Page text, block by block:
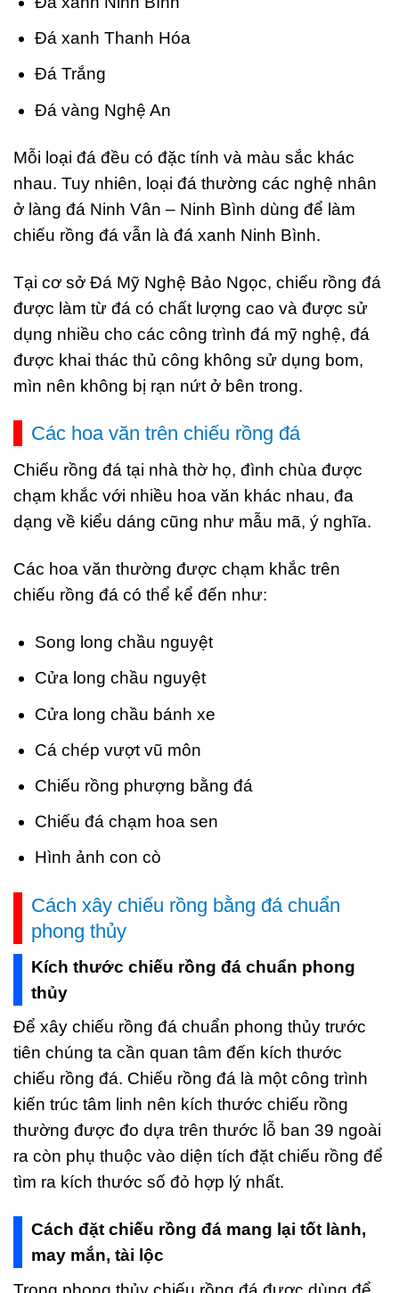
Đá xanh Thanh Hóa
Đá Trắng
Đá vàng Nghệ An
Mỗi loại đá đều có đặc tính và màu sắc khác
nhau. Tuy nhiên, loại đá thường các nghệ nhân
ở làng đá Ninh Vân – Ninh Bình dùng để làm
chiếu rồng đá vẫn là đá xanh Ninh Bình.
Tại cơ sở Đá Mỹ Nghệ Bảo Ngọc, chiếu rồng đá
được làm từ đá có chất lượng cao và được sử
dụng nhiều cho các công trình đá mỹ nghệ, đá
được khai thác thủ công không sử dụng bom,
mìn nên không bị rạn nứt ở bên trong.
Các hoa văn trên chiếu rồng đá
Chiếu rồng đá tại nhà thờ họ, đình chùa được
chạm khắc với nhiều hoa văn khác nhau, đa
dạng về kiểu dáng cũng như mẫu mã, ý nghĩa.
Các hoa văn thường được chạm khắc trên
chiếu rồng đá có thể kể đến như:
Song long chầu nguyệt
Cửa long chầu nguyệt
Cửa long chầu bánh xe
Cá chép vượt vũ môn
Chiếu rồng phượng bằng đá
Chiếu đá chạm hoa sen
Hình ảnh con cò
Cách xây chiếu rồng bằng đá chuẩn
phong thủy
Kích thước chiếu rồng đá chuẩn phong
thủy
Để xây chiếu rồng đá chuẩn phong thủy trước
tiên chúng ta cần quan tâm đến kích thước
chiếu rồng đá. Chiếu rồng đá là một công trình
kiến trúc tâm linh nên kích thước chiếu rồng
thường được đo dựa trên thước lỗ ban 39 ngoài
ra còn phụ thuộc vào diện tích đặt chiếu rồng để
tìm ra kích thước số đỏ hợp lý nhất.
Cách đặt chiếu rồng đá mang lại tốt lành,
may mắn, tài lộc